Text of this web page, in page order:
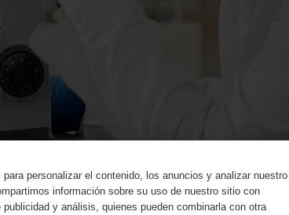
personalizar el contenido, los anuncios y analizar nuestro
información sobre su uso de nuestro sitio con
y análisis, quienes pueden combinarla con otra